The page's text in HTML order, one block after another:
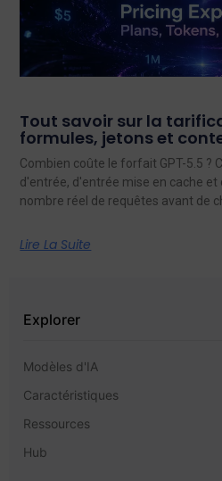
Tout savoir sur la
formules, jetons et
Combien coûte le forfait GPT-5.5 ?
d'entrée, d'entrée mise en cache et
nombre réel de requêtes avant de
Lire La Suite
Explorer
Modèles d'IA
Caractéristiques
Ressources
Hub